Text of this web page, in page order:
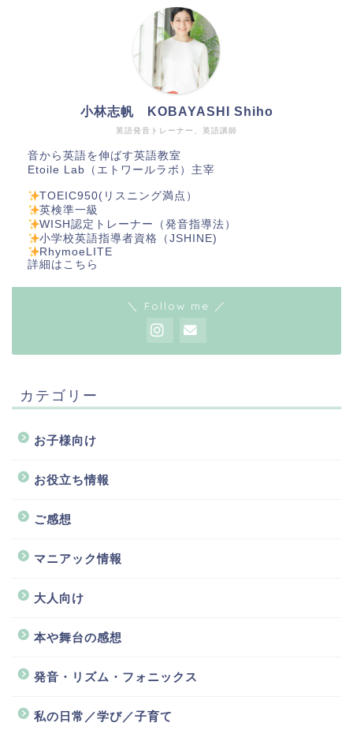
英語発音トレーナー、英語講師
小林志帆 KOBAYASHI Shiho
音から英語を伸ばす英語教室
Etoile Lab（エトワールラボ）主宰
TOEIC950(リスニング満点）
英検準一級
WISH認定トレーナー（発音指導法）
小学校英語指導者資格（JSHINE)
RhymoeLITE
詳細は こちら
＼ Follow me ／
カテゴリー
お子様向け
お役立ち情報
ご感想
マニアック情報
大人向け
本や舞台の感想
発音・リズム・フォニックス
私の日常／学び／子育て